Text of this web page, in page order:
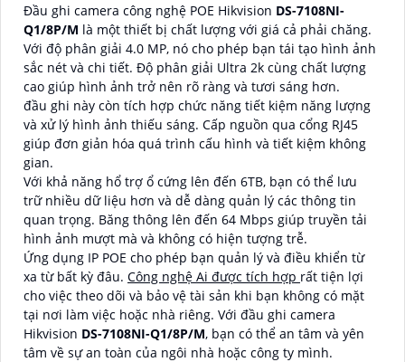
Đầu ghi camera công nghệ POE Hikvision DS-7108NI-
Q1/8P/M là một thiết bị chất lượng với giá cả phải chăng.
Với độ phân giải 4.0 MP, nó cho phép bạn tái tạo hình ảnh
sắc nét và chi tiết. Độ phân giải Ultra 2k cùng chất lượng
cao giúp hình ảnh trở nên rõ ràng và tươi sáng hơn.
đầu ghi này còn tích hợp chức năng tiết kiệm năng lượng
và xử lý hình ảnh thiếu sáng. Cấp nguồn qua cổng RJ45
giúp đơn giản hóa quá trình cấu hình và tiết kiệm không
gian.
Với khả năng hổ trợ ổ cứng lên đến 6TB, bạn có thể lưu
trữ nhiều dữ liệu hơn và dễ dàng quản lý các thông tin
quan trọng. Băng thông lên đến 64 Mbps giúp truyền tải
hình ảnh mượt mà và không có hiện tượng trễ.
Ứng dụng IP POE cho phép bạn quản lý và điều khiển từ
xa từ bất kỳ đâu. Công nghệ Ai được tích hợp rất tiện lợi
cho việc theo dõi và bảo vệ tài sản khi bạn không có mặt
tại nơi làm việc hoặc nhà riêng. Với đầu ghi camera
Hikvision DS-7108NI-Q1/8P/M, bạn có thể an tâm và yên
tâm về sự an toàn của ngôi nhà hoặc công ty mình.